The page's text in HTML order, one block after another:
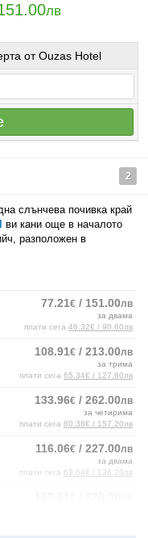
лв
от Ouzas Hotel
2
слънчева почивка край
ви кани още в началото
разположен в
77.21€ / 151.00лв
за двама
плати сега 46.32€ / 90.60лв
108.91€ / 213.00лв
за трима
плати сега 65.34€ / 127.80лв
133.96€ / 262.00лв
за четирима
плати сега 80.38€ / 157.20лв
116.06€ / 227.00лв
за двама
плати сега 69.64€ / 136.20лв